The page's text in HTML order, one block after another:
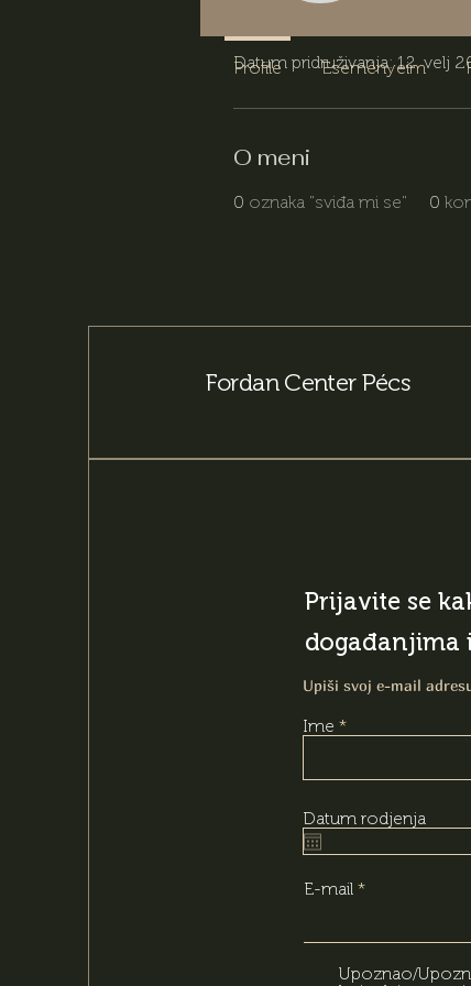
Profil
Datum pridruživanja: 12. velj
O meni
0 oznaka "sviđa mi se" 0
Profile Eseményeim
Fordan Center Pécs
Prijavite se
događanjima
Upiši svoj e-mail
Ime
Datum rodjenja
E-mail
Upoznao/